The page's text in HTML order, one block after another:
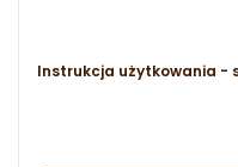
Instrukcja użytkowania -